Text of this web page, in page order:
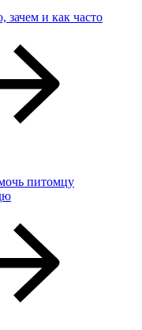
зачем и как часто
питомцу